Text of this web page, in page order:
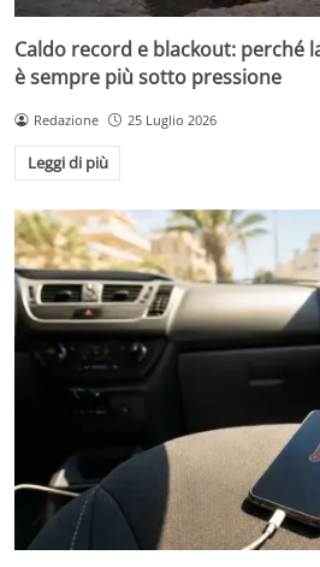
Caldo record e blackout: perché
è sempre più sotto pressione
Redazione 25 Luglio 2026
Leggi di più